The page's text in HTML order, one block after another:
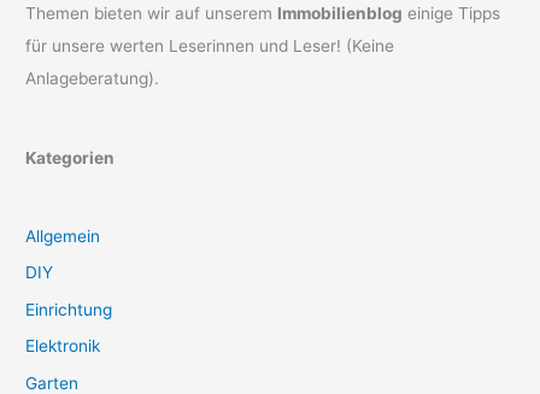
Themen bieten wir auf unserem Immobilienblog einige Tipps
für unsere werten Leserinnen und Leser! (Keine
Anlageberatung).
Kategorien
Allgemein
DIY
Einrichtung
Elektronik
Garten